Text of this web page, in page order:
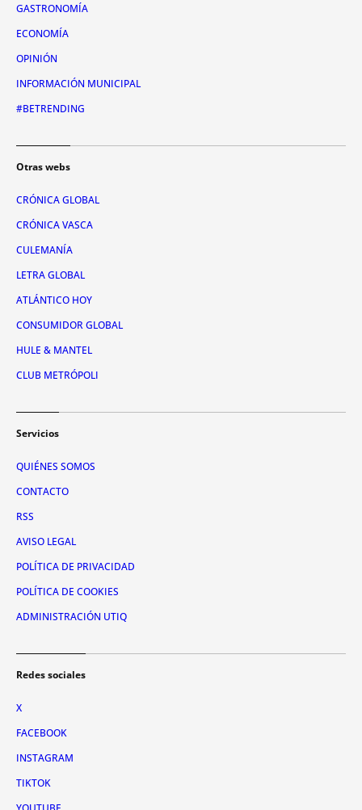
GASTRONOMÍA
ECONOMÍA
OPINIÓN
INFORMACIÓN MUNICIPAL
#BETRENDING
Otras webs
CRÓNICA GLOBAL
CRÓNICA VASCA
CULEMANÍA
LETRA GLOBAL
ATLÁNTICO HOY
CONSUMIDOR GLOBAL
HULE & MANTEL
CLUB METRÓPOLI
Servicios
QUIÉNES SOMOS
CONTACTO
RSS
AVISO LEGAL
POLÍTICA DE PRIVACIDAD
POLÍTICA DE COOKIES
ADMINISTRACIÓN UTIQ
Redes sociales
X
FACEBOOK
INSTAGRAM
TIKTOK